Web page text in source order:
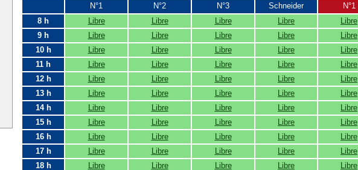
N°1
N°2 N°3 Schneider N°1
8 h
Libre Libre Libre Libre Libre
9 h
Libre Libre Libre Libre Libre
10 h
Libre Libre Libre Libre Libre
11 h
Libre Libre Libre Libre Libre
12 h
Libre Libre Libre Libre Libre
13 h
Libre Libre Libre Libre Libre
14 h
Libre Libre Libre Libre Libre
15 h
Libre Libre Libre Libre Libre
16 h
Libre Libre Libre Libre Libre
17 h
Libre Libre Libre Libre Libre
18 h
Libre Libre Libre Libre Libre